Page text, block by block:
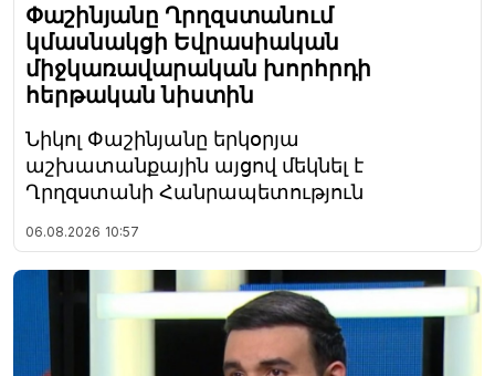
Փաշինյանը Ղրղզստանում
կմասնակցի Եվրասիական
միջկառավարական խորհրդի
հերթական նիստին
Նիկոլ Փաշինյանը երկօրյա
աշխատանքային այցով մեկնել է
Ղրղզստանի Հանրապետություն
06.08.2026 10:57